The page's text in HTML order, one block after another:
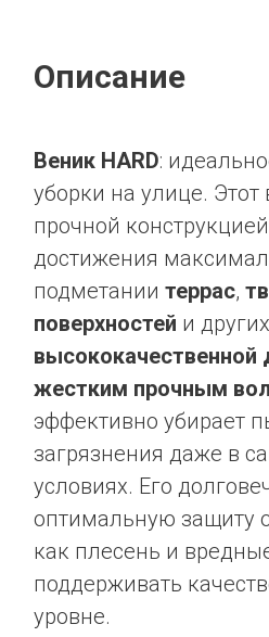
Описание
Веник HARD:
уборки на улице.
прочной
достижения
подметании террас,
поверхностей и
жестким прочным
эффективно убирает
загрязнения даже в
условиях. Его
оптимальную защиту
как плесень и
поддерживать
уровне.